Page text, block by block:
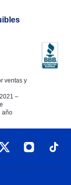
ventas y
–
año